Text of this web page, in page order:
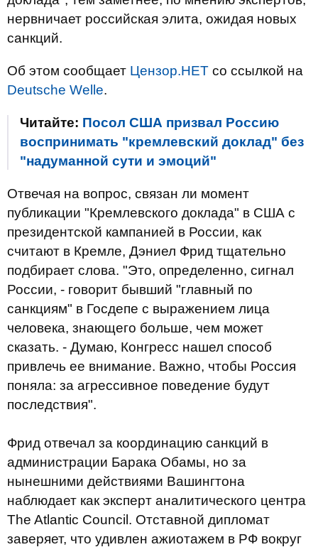
нервничает российская элита, ожидая новых
санкций.
Об этом сообщает Цензор.НЕТ со ссылкой на
Deutsche Welle.
Читайте: Посол США призвал Россию
воспринимать "кремлевский доклад" без
"надуманной сути и эмоций"
Отвечая на вопрос, связан ли момент
публикации "Кремлевского доклада" в США с
президентской кампанией в России, как
считают в Кремле, Дэниел Фрид тщательно
подбирает слова. "Это, определенно, сигнал
России, - говорит бывший "главный по
санкциям" в Госдепе с выражением лица
человека, знающего больше, чем может
сказать. - Думаю, Конгресс нашел способ
привлечь ее внимание. Важно, чтобы Россия
поняла: за агрессивное поведение будут
последствия".
Фрид отвечал за координацию санкций в
администрации Барака Обамы, но за
нынешними действиями Вашингтона
наблюдает как эксперт аналитического центра
The Atlantic Council. Отставной дипломат
заверяет, что удивлен ажиотажем в РФ вокруг